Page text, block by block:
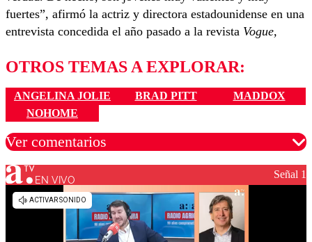
fuertes”, afirmó la actriz y directora estadounidense en una
entrevista concedida el año pasado a la revista Vogue,
OTROS TEMAS A EXPLORAR:
ANGELINA JOLIE BRAD PITT
MADDOX
NOHOME
Ver comentarios
Los comentarios son moderados para garantizar un
diálogo respetuoso.
EN VIVO Señal 1